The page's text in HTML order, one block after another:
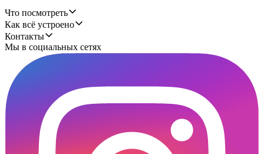
Что посмотреть
Как всё устроено
Контакты
Мы в социальных сетях